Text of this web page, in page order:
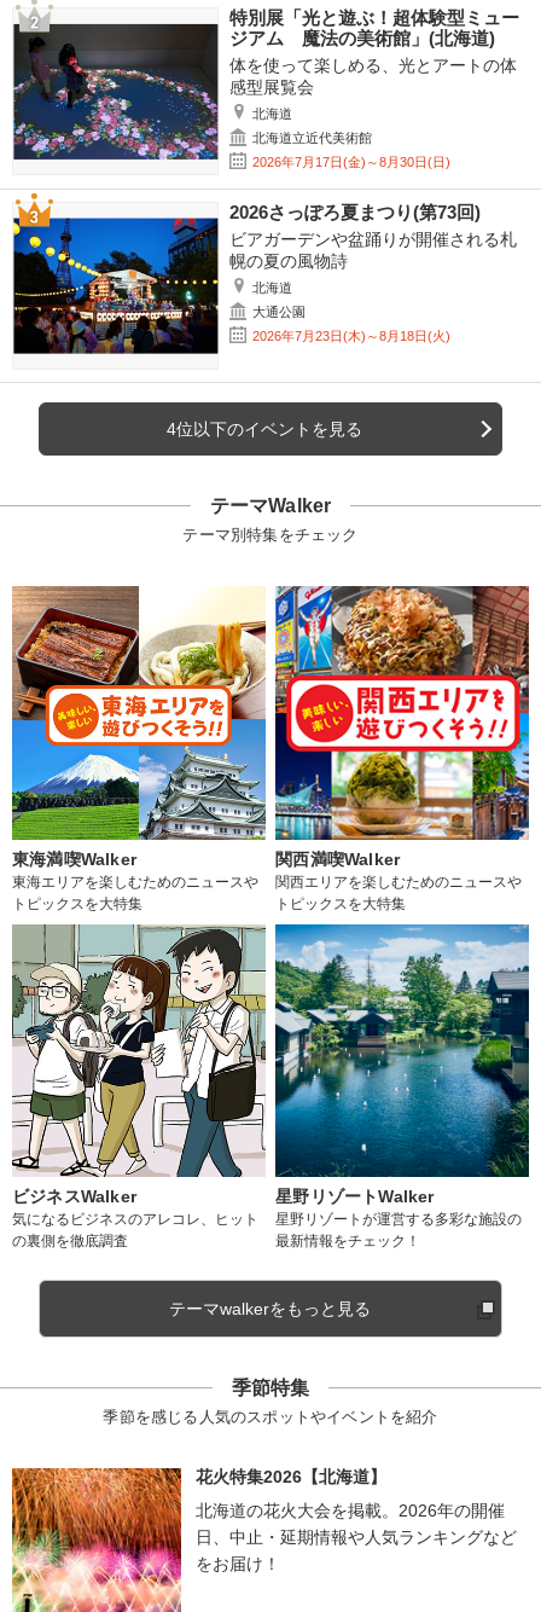
特別展「光と遊ぶ！超体験型ミュー
ジアム 魔法の美術館」(北海道)
体を使って楽しめる、光とアートの体
感型展覧会
北海道
北海道立近代美術館
2026年7月17日(金)～8月30日(日)
2026さっぽろ夏まつり(第73回)
ビアガーデンや盆踊りが開催される札
幌の夏の風物詩
北海道
大通公園
2026年7月23日(木)～8月18日(火)
4位以下のイベントを見る
テーマWalker
テーマ別特集をチェック
東海満喫Walker
東海エリアを楽しむためのニュースや
トピックスを大特集
関西満喫Walker
関西エリアを楽しむためのニュースや
トピックスを大特集
ビジネスWalker
気になるビジネスのアレコレ、ヒット
の裏側を徹底調査
星野リゾートWalker
星野リゾートが運営する多彩な施設の
最新情報をチェック！
テーマwalkerをもっと見る
季節特集
季節を感じる人気のスポットやイベントを紹介
花火特集2026【北海道】
北海道の花火大会を掲載。2026年の開催
日、中止・延期情報や人気ランキングなど
をお届け！